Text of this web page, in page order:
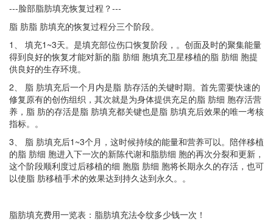
---脸部脂肪填充恢复过程？---
脂 肪脂 肪填充的恢复过程分三个阶段。
1、 填充1~3天。是填充部位伤口恢复阶段，。创面及时的聚集能量
得到良好的恢复才能对新的脂 肪细 胞填充卫星移植的脂 肪细 胞提
供良好的生存环境。
2、 脂 肪填充后一个月内是脂 肪存活的关键时期。首先需要快速的
修复原有的创伤组织，其次就是为身体提供充足的脂 肪细 胞存活营
养，脂 肪的存活是脂 肪填充都关键也是脂 肪填充后效果的唯一考核
指标。。
3、 脂 肪填充后1~3个月，这时候持续的能量和营养可以。陪伴移植
的脂 肪细 胞进入下一次的新陈代谢和脂肪细 胞的再次分裂和更新，
这个阶段顺利度过后移植的细 胞脂 肪细 胞将长期永久的存活，也可
以使脂 肪移植手术的效果达到持久达到永久。。
脂肪填充费用一览表：脂肪填充法令纹多少钱一次！